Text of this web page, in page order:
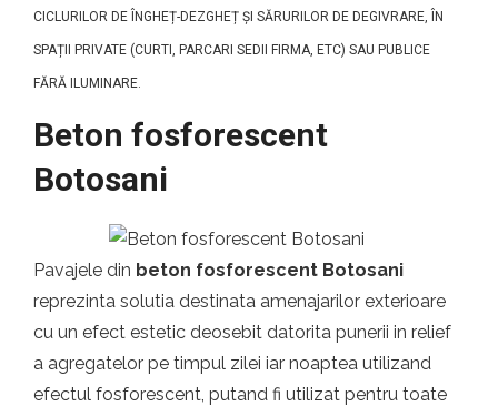
CICLURILOR DE ÎNGHEȚ-DEZGHEȚ ȘI SĂRURILOR DE DEGIVRARE, ÎN
SPAȚII PRIVATE (CURTI, PARCARI SEDII FIRMA, ETC) SAU PUBLICE
FĂRĂ ILUMINARE.
Beton fosforescent
Botosani
Pavajele din beton fosforescent Botosani
reprezinta solutia destinata amenajarilor exterioare
cu un efect estetic deosebit datorita punerii in relief
a agregatelor pe timpul zilei iar noaptea utilizand
efectul fosforescent, putand fi utilizat pentru toate